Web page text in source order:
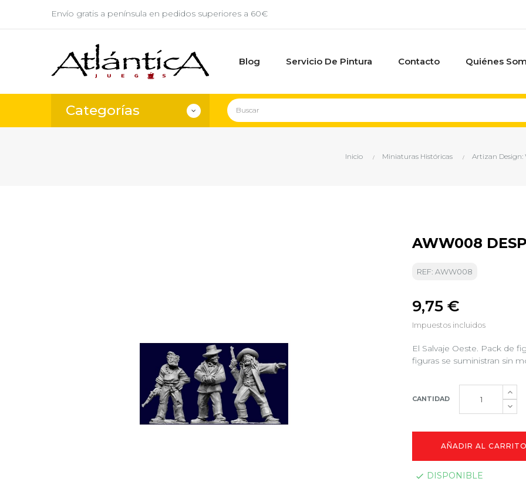
Envío gratis a península en pedidos superiores a 60€
Blog Servicio De Pintura Contacto Quiénes
Categorías
Inicio Miniaturas Históricas Artizan Design:
AWW008
REF: AWW008
9,75 €
Impuestos incluidos
El Salvaje Oeste. Pack de
figuras se suministran sin
CANTIDAD
AÑADIR AL
 DISPONIBLE